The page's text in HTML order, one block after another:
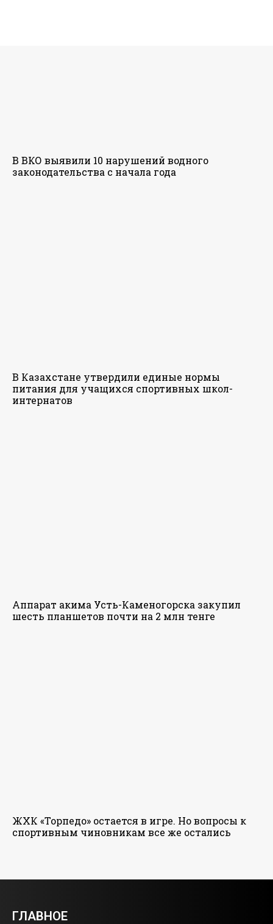
В ВКО выявили 10 нарушений водного
законодательства с начала года
В Казахстане утвердили единые нормы
питания для учащихся спортивных школ-
интернатов
Аппарат акима Усть-Каменогорска закупил
шесть планшетов почти на 2 млн тенге
ЖХК «Торпедо» остается в игре. Но вопросы к
спортивным чиновникам все же остались
ГЛАВНОЕ